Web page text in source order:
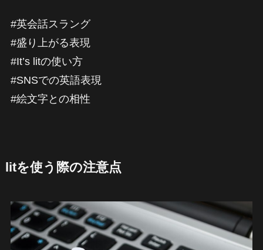
#英会話スラング
#盛り上がる表現
#It’s litの使い方
#SNSでの英語表現
#絵文字との相性
litを使う際の注意点